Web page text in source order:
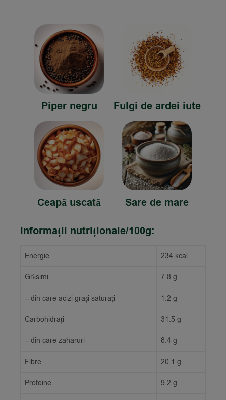
Piper negru Fulgi de ardei iute
Ceapă uscată
Sare de mare
Informații nutriționale/100g:
Energie 234 kcal
Grăsimi 7.8 g
– din care acizi grași saturați 1.2 g
Carbohidrați 31.5 g
– din care zaharuri 8.4 g
Fibre 20.1 g
Proteine 9.2 g